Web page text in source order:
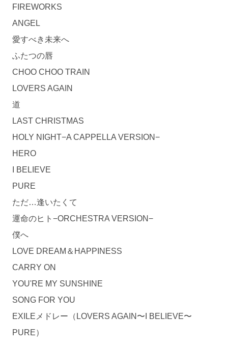
FIREWORKS
ANGEL
愛すべき未来へ
ふたつの唇
CHOO CHOO TRAIN
LOVERS AGAIN
道
LAST CHRISTMAS
HOLY NIGHT−A CAPPELLA VERSION−
HERO
I BELIEVE
PURE
ただ…逢いたくて
運命のヒト−ORCHESTRA VERSION−
僕へ
LOVE DREAM＆HAPPINESS
CARRY ON
YOU'RE MY SUNSHINE
SONG FOR YOU
EXILEメドレー（LOVERS AGAIN〜I BELIEVE〜
PURE）